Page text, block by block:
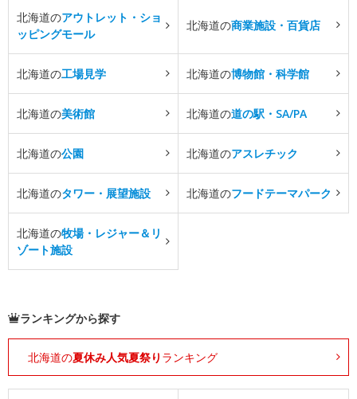
北海道のアウトレット・ショ
ッピングモール
北海道の商業施設・百貨店
北海道の工場見学 北海道の博物館・科学館
北海道の美術館 北海道の道の駅・SA/PA
北海道の公園 北海道のアスレチック
北海道のタワー・展望施設 北海道のフードテーマパーク
北海道の牧場・レジャー＆リ
ゾート施設
ランキングから探す
北海道の夏休み人気夏祭り ランキング